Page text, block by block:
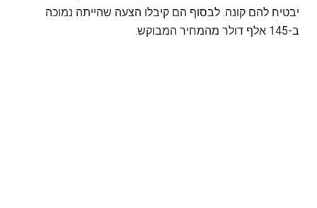
יבטיח להם קונה. לבסוף הם קיבלו הצעה שהייתה נמוכה
ב-145 אלף דולר מהמחיר המבוקש.